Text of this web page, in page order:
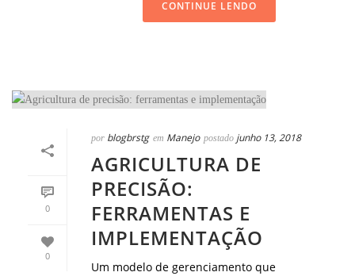
CONTINUE LENDO
0
0
por blogbrstg em Manejo postado junho 13, 2018
AGRICULTURA DE
PRECISÃO:
FERRAMENTAS E
IMPLEMENTAÇÃO
Um modelo de gerenciamento que